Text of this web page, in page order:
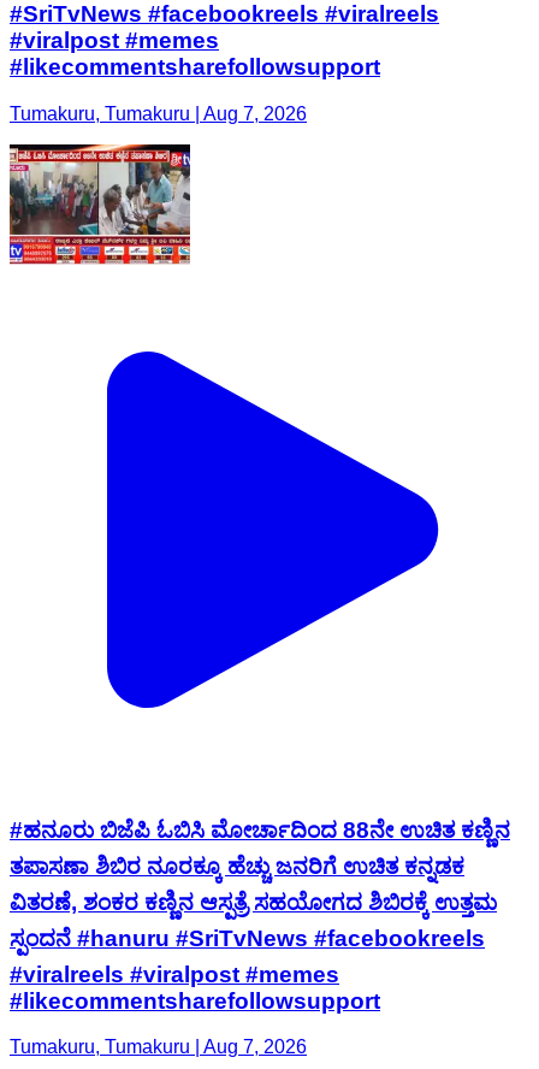
#SriTvNews #facebookreels #viralreels
#viralpost #memes
#likecommentsharefollowsupport
Tumakuru, Tumakuru | Aug 7, 2026
#ಹನೂರು ಬಿಜೆಪಿ ಓಬಿಸಿ ಮೋರ್ಚಾದಿಂದ 88ನೇ ಉಚಿತ ಕಣ್ಣಿನ
ತಪಾಸಣಾ ಶಿಬಿರ ನೂರಕ್ಕೂ ಹೆಚ್ಚು ಜನರಿಗೆ ಉಚಿತ ಕನ್ನಡಕ
ವಿತರಣೆ, ಶಂಕರ ಕಣ್ಣಿನ ಆಸ್ಪತ್ರೆ ಸಹಯೋಗದ ಶಿಬಿರಕ್ಕೆ ಉತ್ತಮ
ಸ್ಪಂದನೆ #hanuru #SriTvNews #facebookreels
#viralreels #viralpost #memes
#likecommentsharefollowsupport
Tumakuru, Tumakuru | Aug 7, 2026